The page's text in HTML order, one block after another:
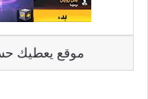
موقع يعطيك